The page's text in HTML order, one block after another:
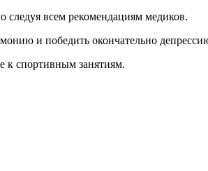
следуя всем рекомендациям медиков.
и победить окончательно
к спортивным занятиям.